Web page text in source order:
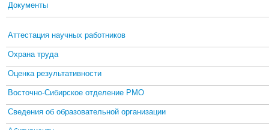
Документы
Аттестация научных работников
Охрана труда
Оценка результативности
Восточно-Сибирское отделение РМО
Сведения об образовательной организации